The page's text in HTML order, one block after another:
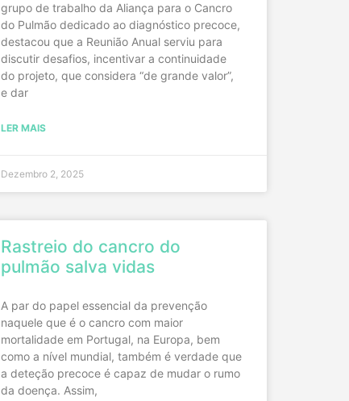
grupo de trabalho da Aliança para o Cancro
do Pulmão dedicado ao diagnóstico precoce,
destacou que a Reunião Anual serviu para
discutir desafios, incentivar a continuidade
do projeto, que considera “de grande valor”,
e dar
LER MAIS
Dezembro 2, 2025
Rastreio do cancro do
pulmão salva vidas
A par do papel essencial da prevenção
naquele que é o cancro com maior
mortalidade em Portugal, na Europa, bem
como a nível mundial, também é verdade que
a deteção precoce é capaz de mudar o rumo
da doença. Assim,